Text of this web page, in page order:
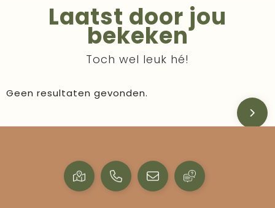
Laatst door jou
bekeken
Toch wel leuk hé!
Geen resultaten gevonden.